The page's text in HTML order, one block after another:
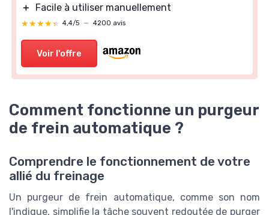
＋
Facile à utiliser manuellement
★★★★★
★★★★★ 4,4/5 — 4200 avis
Voir l'offre
Comment fonctionne un purgeur
de frein automatique ?
Comprendre le fonctionnement de votre
allié du freinage
Un purgeur de frein automatique, comme son nom
l'indique, simplifie la tâche souvent redoutée de purger